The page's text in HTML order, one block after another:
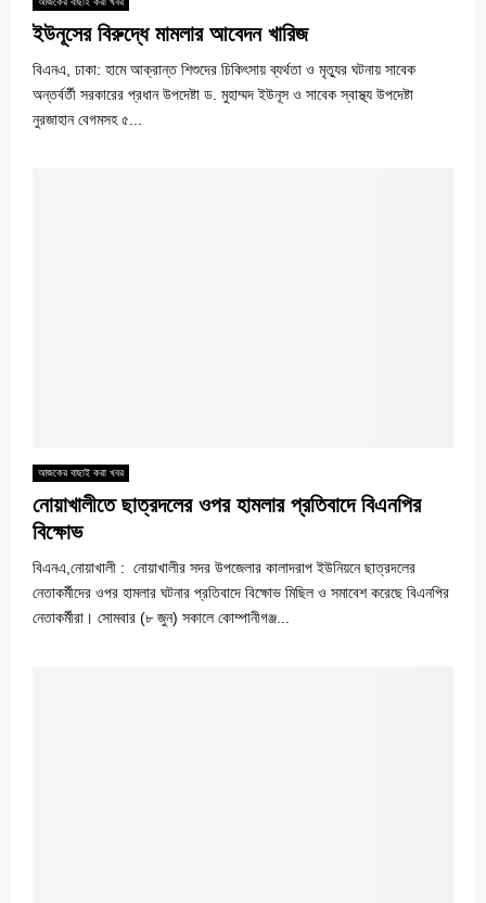
ইউনূসের বিরুদ্ধে মামলার আবেদন খারিজ
বিএনএ, ঢাকা: হামে আক্রান্ত শিশুদের চিকিৎসায় ব্যর্থতা ও মৃত্যুর ঘটনায় সাবেক
অন্তর্বর্তী সরকারের প্রধান উপদেষ্টা ড. মুহাম্মদ ইউনূস ও সাবেক স্বাস্থ্য উপদেষ্টা
নুরজাহান বেগমসহ ৫...
আজকের বাছাই করা খবর
নোয়াখালীতে ছাত্রদলের ওপর হামলার প্রতিবাদে বিএনপির
বিক্ষোভ
বিএনএ,নোয়াখালী : নোয়াখালীর সদর উপজেলার কালাদরাপ ইউনিয়নে ছাত্রদলের
নেতাকর্মীদের ওপর হামলার ঘটনার প্রতিবাদে বিক্ষোভ মিছিল ও সমাবেশ করেছে বিএনপির
নেতাকর্মীরা। সোমবার (৮ জুন) সকালে কোম্পানীগঞ্জ...